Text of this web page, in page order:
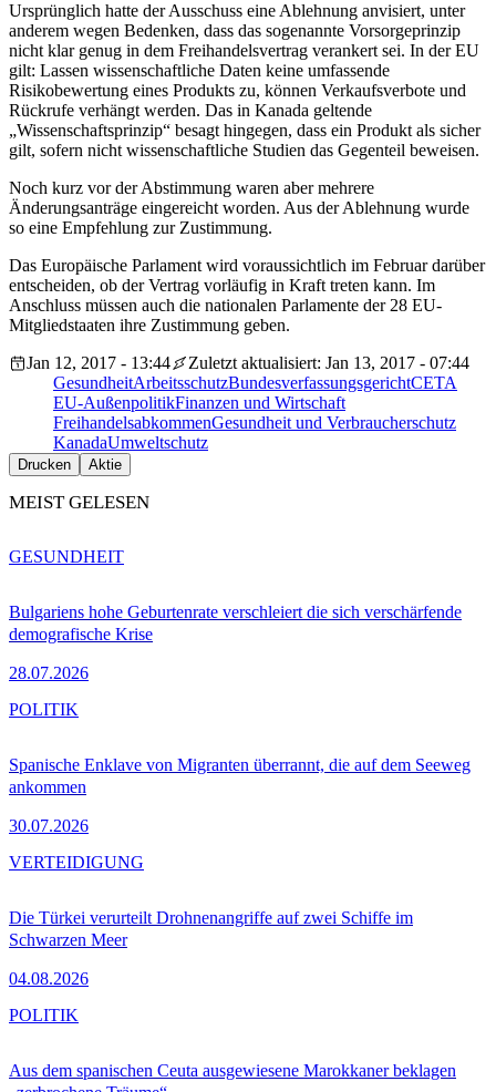
Ursprünglich hatte der Ausschuss eine Ablehnung anvisiert, unter
anderem wegen Bedenken, dass das sogenannte Vorsorgeprinzip
nicht klar genug in dem Freihandelsvertrag verankert sei. In der EU
gilt: Lassen wissenschaftliche Daten keine umfassende
Risikobewertung eines Produkts zu, können Verkaufsverbote und
Rückrufe verhängt werden. Das in Kanada geltende
„Wissenschaftsprinzip“ besagt hingegen, dass ein Produkt als sicher
gilt, sofern nicht wissenschaftliche Studien das Gegenteil beweisen.
Noch kurz vor der Abstimmung waren aber mehrere
Änderungsanträge eingereicht worden. Aus der Ablehnung wurde
so eine Empfehlung zur Zustimmung.
Das Europäische Parlament wird voraussichtlich im Februar darüber
entscheiden, ob der Vertrag vorläufig in Kraft treten kann. Im
Anschluss müssen auch die nationalen Parlamente der 28 EU-
Mitgliedstaaten ihre Zustimmung geben.
Jan 12, 2017 - 13:44
Zuletzt aktualisiert: Jan 13, 2017 - 07:44
GesundheitArbeitsschutzBundesverfassungsgerichtCETA
EU-AußenpolitikFinanzen und Wirtschaft
FreihandelsabkommenGesundheit und Verbraucherschutz
KanadaUmweltschutz
Drucken Aktie
MEIST GELESEN
Bulgariens hohe Geburtenrate verschleiert die sich verschärfende
demografische Krise
28.07.2026
GESUNDHEIT
Spanische Enklave von Migranten überrannt, die auf dem Seeweg
ankommen
30.07.2026
POLITIK
Die Türkei verurteilt Drohnenangriffe auf zwei Schiffe im
Schwarzen Meer
04.08.2026
VERTEIDIGUNG
Aus dem spanischen Ceuta ausgewiesene Marokkaner beklagen
POLITIK